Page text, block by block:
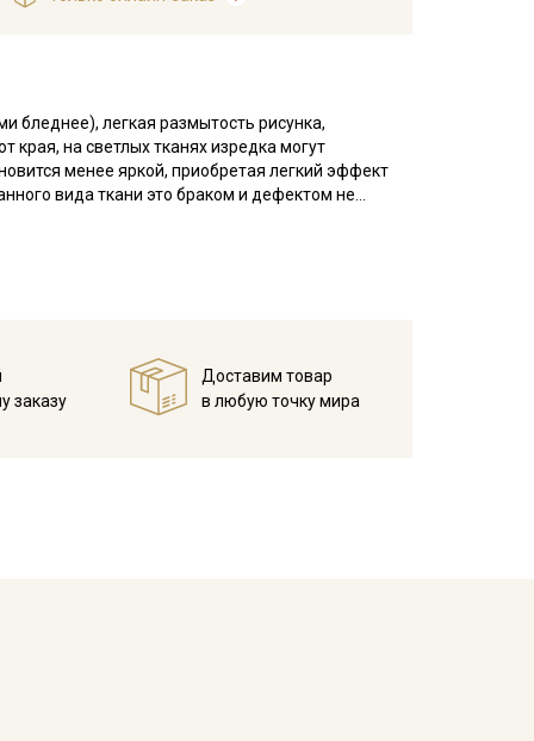
бледнее), легкая размытость рисунка,
края, на светлых тканях изредка могут
менее яркой, приобретая легкий эффект
вида ткани это браком и дефектом не
на 10-15 мин.; без отжима повесить в
заказу
Доставим товар
в любую точку мира